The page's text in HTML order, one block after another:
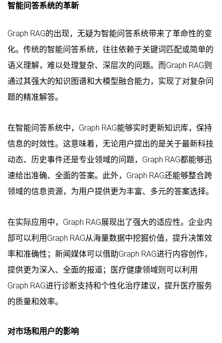
智能问答系统的革新
Graph RAG的出现，无疑为智能问答系统带来了革命性的变
化。传统的智能问答系统，往往依赖于关键词匹配或简单的
语义理解，难以处理复杂、深层次的问题。而Graph RAG则
通过其强大的知识图谱和大模型融合能力，实现了对复杂问
题的精准解答。
在智能问答系统中，Graph RAG能够实时更新知识库，保持
信息的时效性。这意味着，无论用户提出的是关于最新科技
动态、历史事件还是专业领域的问题，Graph RAG都能够迅
速给出准确、全面的答案。此外，Graph RAG还能够整合跨
领域的信息资源，为用户提供更为丰富、多元的答案选择。
在实际应用中，Graph RAG展现出了强大的适应性。企业内
部可以利用Graph RAG从海量数据中挖掘价值，提升决策效
率和准确性；新闻媒体可以借助Graph RAG进行内容创作，
提供更为深入、全面的报道；医疗健康领域则可以利用
Graph RAG进行诊断支持和个性化治疗建议，提升医疗服务
的质量和效率。
对市场和用户的影响